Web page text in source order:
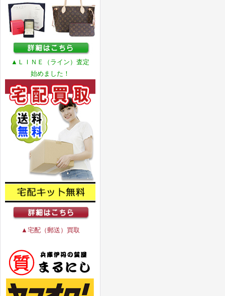
▲ＬＩＮＥ（ライン）査定
始めました！
▲宅配（郵送）買取